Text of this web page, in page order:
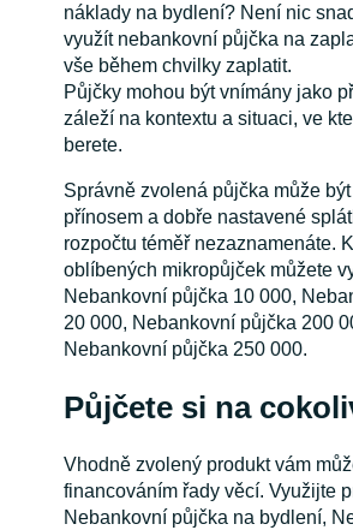
náklady na bydlení? Není nic
využít nebankovní půjčka na
vše během chvilky zaplatit.
Půjčky mohou být vnímány jako
záleží na kontextu a situaci, ve
berete.
Správně zvolená půjčka může
přínosem a dobře nastavené
rozpočtu téměř nezaznamenáte.
oblíbených mikropůjček můžete
Nebankovní půjčka 10 000,
20 000, Nebankovní půjčka 200
Nebankovní půjčka 250 000.
Půjčete si na
Vhodně zvolený produkt vám
financováním řady věcí. Využijte
Nebankovní půjčka na bydlení,